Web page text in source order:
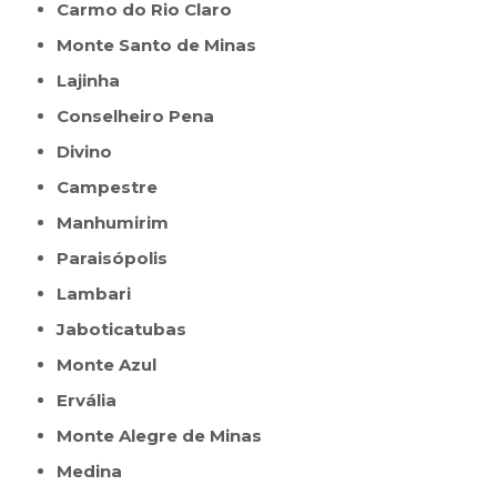
Carmo do Rio Claro
Monte Santo de Minas
Lajinha
Conselheiro Pena
Divino
Campestre
Manhumirim
Paraisópolis
Lambari
Jaboticatubas
Monte Azul
Ervália
Monte Alegre de Minas
Medina